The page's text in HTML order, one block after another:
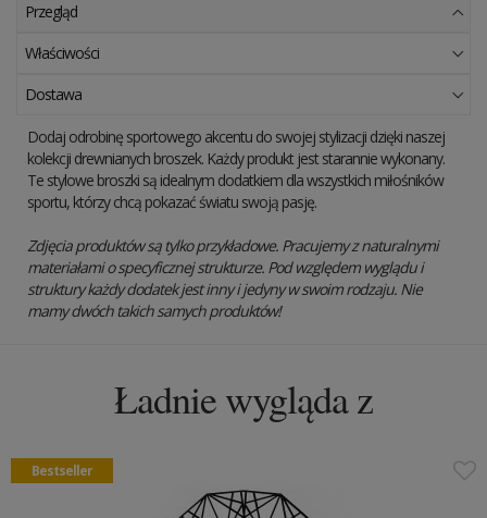
Przegląd
Właściwości
Dostawa
Dodaj odrobinę sportowego akcentu do swojej stylizacji dzięki naszej
kolekcji drewnianych broszek. Każdy produkt jest starannie wykonany.
Te stylowe broszki są idealnym dodatkiem dla wszystkich miłośników
sportu, którzy chcą pokazać światu swoją pasję.
Zdjęcia produktów są tylko przykładowe. Pracujemy z naturalnymi
materiałami o specyficznej strukturze. Pod względem wyglądu i
struktury każdy dodatek jest inny i jedyny w swoim rodzaju. Nie
mamy dwóch takich samych produktów!
Ładnie wygląda z
Bestseller